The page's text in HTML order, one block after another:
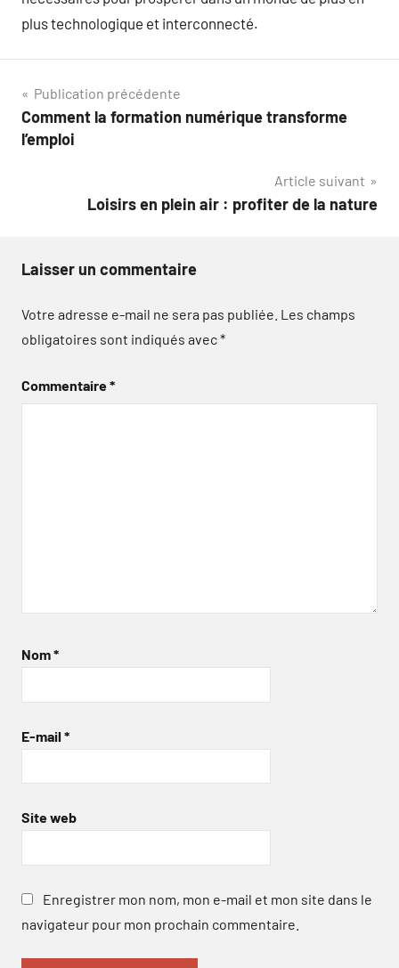
plus technologique et interconnecté.
Navigation
de
Publication précédente
Comment la formation numérique transforme
l’emploi
Article suivant
Loisirs en plein air : profiter de la nature
Laisser un commentaire
Votre adresse e-mail ne sera pas publiée. Les champs
obligatoires sont indiqués avec*
Commentaire*
Nom*
E-mail *
Site web
Enregistrer mon nom, mon e-mail et mon site dans le
navigateur pour mon prochain commentaire.